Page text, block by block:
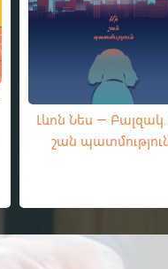
Լևոն Նես — Բալզակ.
շան